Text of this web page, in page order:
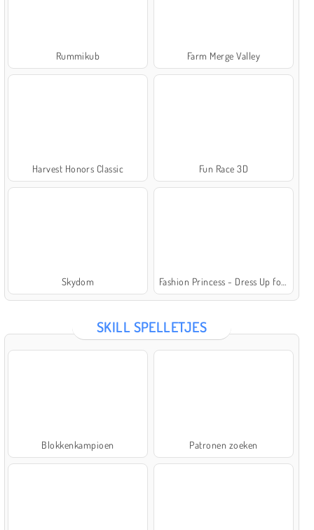
Rummikub Farm Merge Valley
Harvest Honors Classic Fun Race 3D
Skydom Fashion Princess - Dress Up for Girls
SKILL SPELLETJES
Blokkenkampioen Patronen zoeken